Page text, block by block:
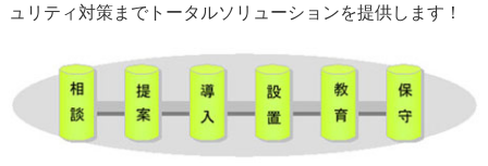
ュリティ対策までトータルソリューションを提供します！